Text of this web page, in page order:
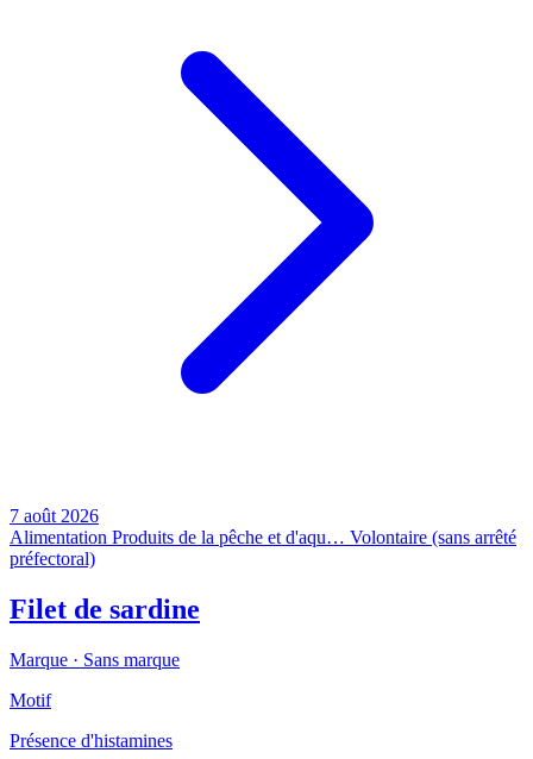
7 août 2026
Alimentation Produits de la pêche et d'aqu… Volontaire (sans arrêté
préfectoral)
Filet de sardine
Marque · Sans marque
Motif
Présence d'histamines